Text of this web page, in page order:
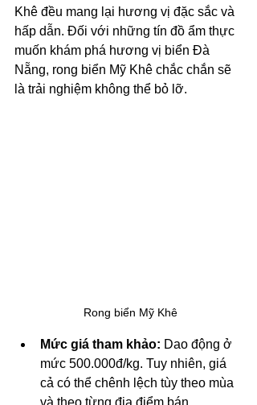
Khê đều mang lại hương vị đặc sắc và
hấp dẫn. Đối với những tín đồ ẩm thực
muốn khám phá hương vị biển Đà
Nẵng, rong biển Mỹ Khê chắc chắn sẽ
là trải nghiệm không thể bỏ lỡ.
Rong biển Mỹ Khê
Mức giá tham khảo: Dao động ở
mức 500.000đ/kg. Tuy nhiên, giá
cả có thể chênh lệch tùy theo mùa
và theo từng địa điểm bán.